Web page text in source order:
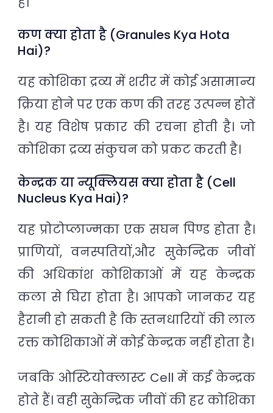
कण क्या होता है (Granules Kya Hota
Hai)?
यह कोशिका द्रव्य में शरीर में कोई असामान्य
क्रिया होने पर एक कण की तरह उत्पन्न होतें
है। यह विशेष प्रकार की रचना होती है। जो
कोशिका द्रव्य संकुचन को प्रकट करती है।
केन्द्रक या न्यूक्लियस क्या होता है (Cell
Nucleus Kya Hai)?
यह प्रोटोप्लाज्मका एक सघन पिण्ड होता है।
प्राणियों, वनस्पतियों,और सुकेन्द्रिक जीवों
की अधिकांश कोशिकाओं में यह केन्द्रक
कला से घिरा होता है। आपको जानकर यह
हैरानी हो सकती है कि स्तनधारियों की लाल
रक्त कोशिकाओं में कोई केन्द्रक नहीं होता है।
जबकि ओस्टियोक्लास्ट Cell में कई केन्द्रक
होते हैं। वही सुकेन्द्रिक जीवों की हर कोशिका